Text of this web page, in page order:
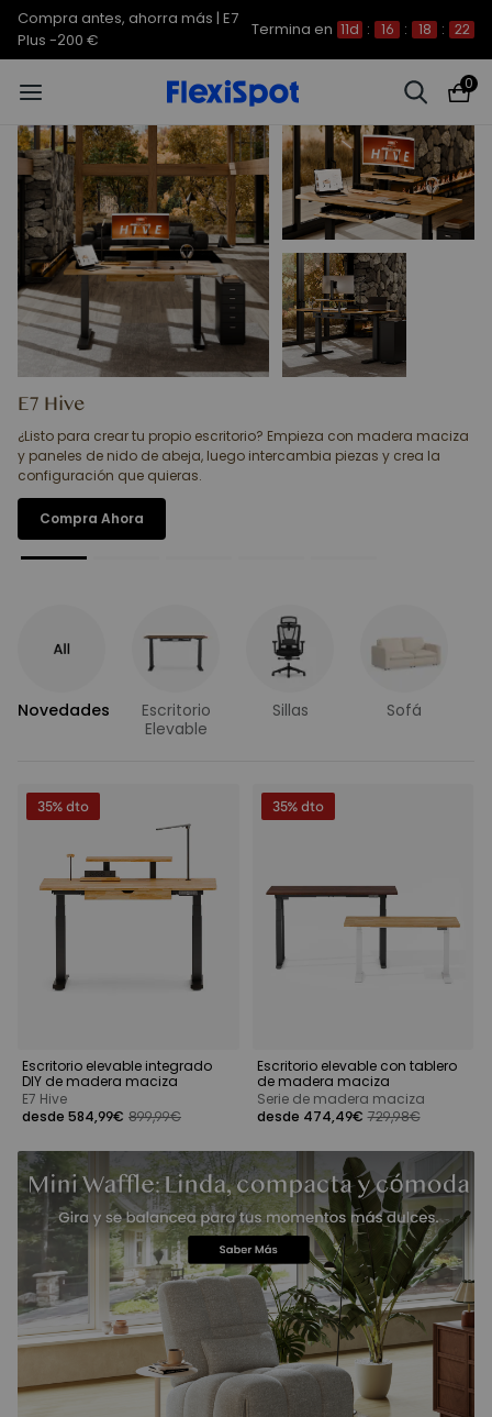
Compra antes, ahorra más | E7
Plus -200 €
Termina en 11d : 16 : 18 : 21
0
E7 Hive
¿Listo para crear tu propio escritorio? Empieza con madera maciza
y paneles de nido de abeja, luego intercambia piezas y crea la
configuración que quieras.
Compra Ahora
Novedades
Escritorio
Elevable
Sillas Sofá
35% dto
Escritorio elevable integrado
DIY de madera maciza
E7 Hive
desde 584,99€ 899,99€
35% dto
Escritorio elevable con tablero
de madera maciza
Serie de madera maciza
desde 474,49€ 729,98€